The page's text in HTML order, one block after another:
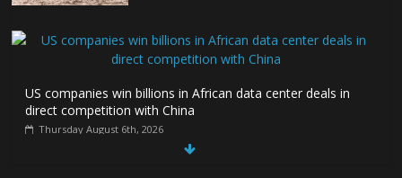
US companies win billions in African data center deals in
direct competition with China
Thursday August 6th, 2026